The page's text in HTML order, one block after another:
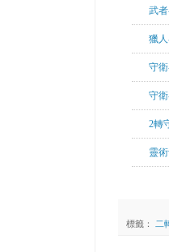
武
獵
守
守
2轉
靈
標籤： 二